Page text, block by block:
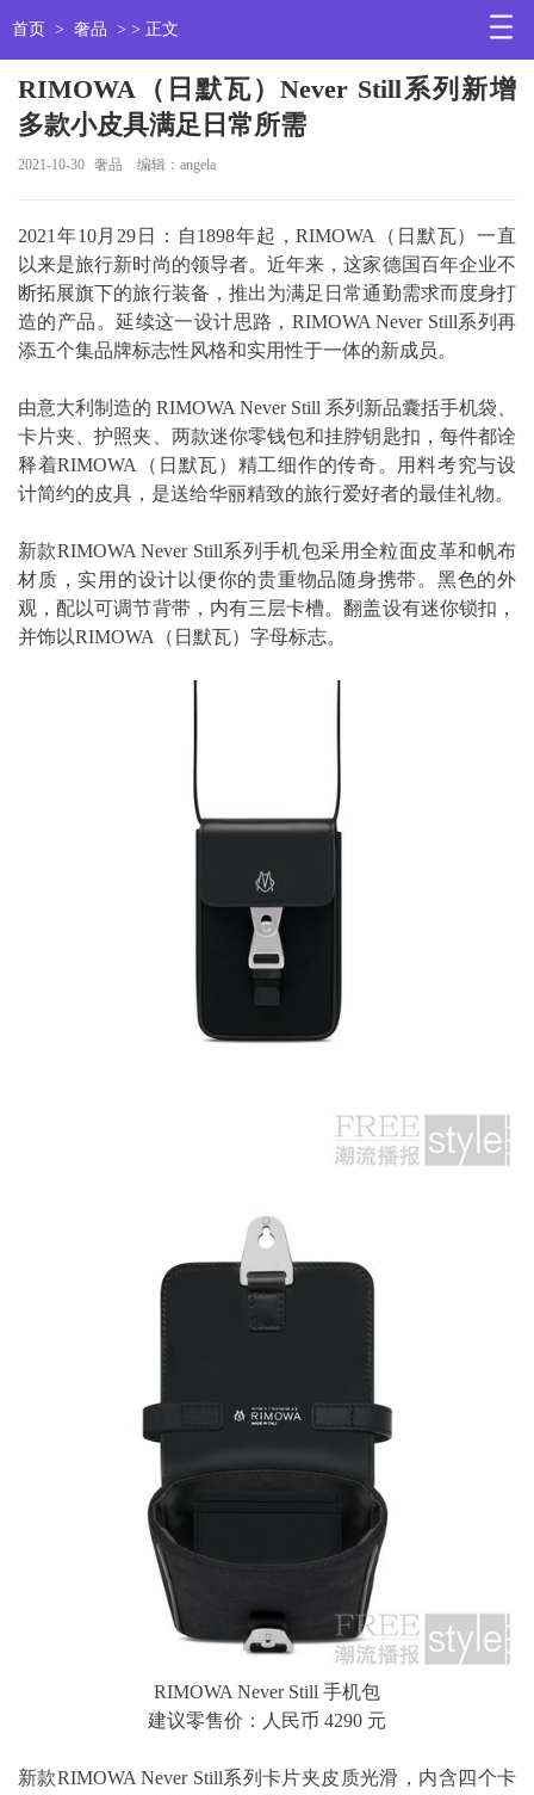
首页 > 奢品 > > 正文
RIMOWA（日默瓦）Never Still系列新增
多款小皮具满足日常所需
2021-10-30 奢品 编辑：angela
2021年10月29日：自1898年起，RIMOWA（日默瓦）一直
以来是旅行新时尚的领导者。近年来，这家德国百年企业不
断拓展旗下的旅行装备，推出为满足日常通勤需求而度身打
造的产品。延续这一设计思路，RIMOWA Never Still系列再
添五个集品牌标志性风格和实用性于一体的新成员。
由意大利制造的 RIMOWA Never Still 系列新品囊括手机袋、
卡片夹、护照夹、两款迷你零钱包和挂脖钥匙扣，每件都诠
释着RIMOWA（日默瓦）精工细作的传奇。用料考究与设
计简约的皮具，是送给华丽精致的旅行爱好者的最佳礼物。
新款RIMOWA Never Still系列手机包采用全粒面皮革和帆布
材质，实用的设计以便你的贵重物品随身携带。黑色的外
观，配以可调节背带，内有三层卡槽。翻盖设有迷你锁扣，
并饰以RIMOWA（日默瓦）字母标志。
RIMOWA Never Still 手机包
建议零售价：人民币 4290 元
新款RIMOWA Never Still系列卡片夹皮质光滑，内含四个卡